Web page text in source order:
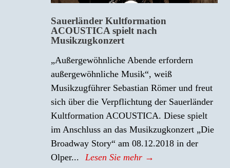
Sauerländer Kultformation
ACOUSTICA spielt nach
Musikzugkonzert
„Außergewöhnliche Abende erfordern
außergewöhnliche Musik“, weiß
Musikzugführer Sebastian Römer und freut
sich über die Verpflichtung der Sauerländer
Kultformation ACOUSTICA. Diese spielt
im Anschluss an das Musikzugkonzert „Die
Broadway Story“ am 08.12.2018 in der
Olper...
Lesen Sie mehr →